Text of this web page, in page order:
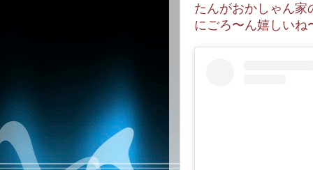
たんがおかしゃん家
にごろ〜ん嬉しいね